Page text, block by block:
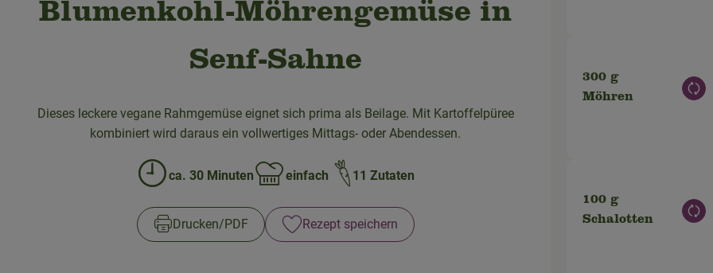
Blumenkohl-Möhrengemüse in
Senf-Sahne
Dieses leckere vegane Rahmgemüse eignet sich prima als Beilage. Mit Kartoffelpüree
kombiniert wird daraus ein vollwertiges Mittags- oder Abendessen.
Zubreitungszeit:
ca. 30 Minuten
Schwierigkeit:
einfach 11 Zutaten
Drucken​/​PDF Rezept speichern
300 g
Möhren
100 g
Schalotten